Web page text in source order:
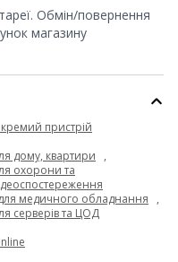
Обмін/повернення
магазину
пристрій
дому, квартири
,
охорони та
медичного обладнання
,
серверів та ЦОД